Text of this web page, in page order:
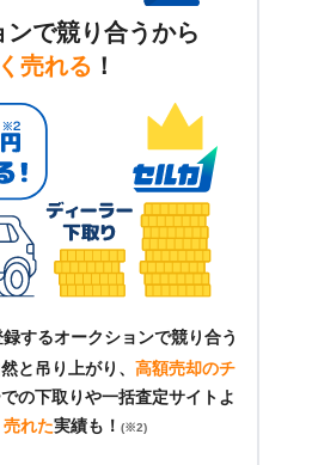
ンで競り合うから
売れる ！
録するオークションで競り合う
と吊り上がり、 高額売却のチ
の下取りや一括査定サイトよ
れた実績も！ (※2)